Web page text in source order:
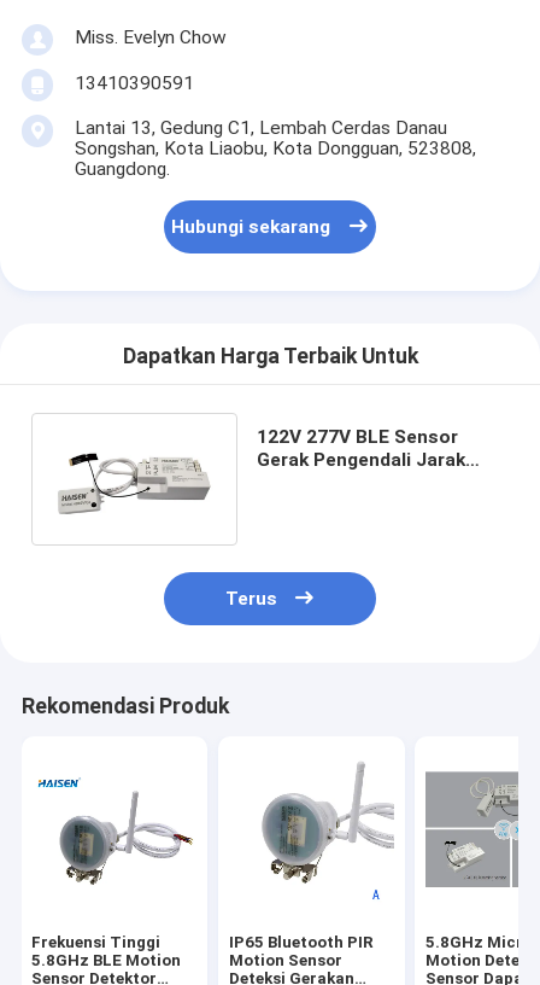
Miss. Evelyn Chow
13410390591
Lantai 13, Gedung C1, Lembah Cerdas Danau
Songshan, Kota Liaobu, Kota Dongguan, 523808,
Guangdong.
Hubungi sekarang
Dapatkan Harga Terbaik Untuk
122V 277V BLE Sensor
Gerak Pengendali Jarak
Terus
Rekomendasi Produk
Frekuensi Tinggi
5.8GHz BLE Motion
Sensor Detektor
IP65 Bluetooth PIR
Motion Sensor
Deteksi Gerakan
5.8GHz
Motion
Sensor Dapat